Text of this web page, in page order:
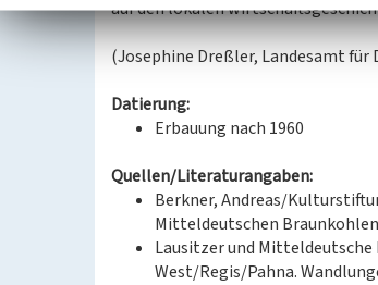
auf den lokalen
(Josephine Dreßler, Landesamt für
Datierung:
Erbauung nach 1960
Quellen/Literaturangaben:
Berkner, Andreas/
Mitteldeutschen
Lausitzer und Mitteldeutsche
West/Regis/Pahna.